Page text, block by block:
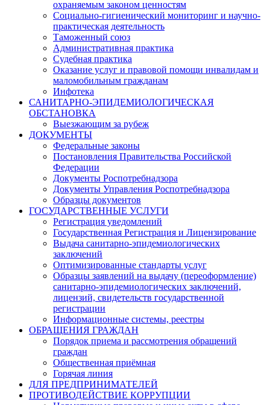
охраняемым законом ценностям
Социально-гигиенический мониторинг и научно-
практическая деятельность
Таможенный союз
Административная практика
Судебная практика
Оказание услуг и правовой помощи инвалидам и
маломобильным гражданам
Инфотека
САНИТАРНО-ЭПИДЕМИОЛОГИЧЕСКАЯ
ОБСТАНОВКА
Выезжающим за рубеж
ДОКУМЕНТЫ
Федеральные законы
Постановления Правительства Российской
Федерации
Документы Роспотребнадзора
Документы Управления Роспотребнадзора
Образцы документов
ГОСУДАРСТВЕННЫЕ УСЛУГИ
Регистрация уведомлений
Государственная Регистрация и Лицензирование
Выдача санитарно-эпидемиологических
заключений
Оптимизированные стандарты услуг
Образцы заявлений на выдачу (переоформление)
санитарно-эпидемиологических заключений,
лицензий, свидетельств государственной
регистрации
Информационные системы, реестры
ОБРАЩЕНИЯ ГРАЖДАН
Порядок приема и рассмотрения обращений
граждан
Общественная приёмная
Горячая линия
ДЛЯ ПРЕДПРИНИМАТЕЛЕЙ
ПРОТИВОДЕЙСТВИЕ КОРРУПЦИИ